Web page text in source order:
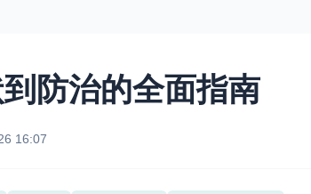
防治的全面指南
16:07